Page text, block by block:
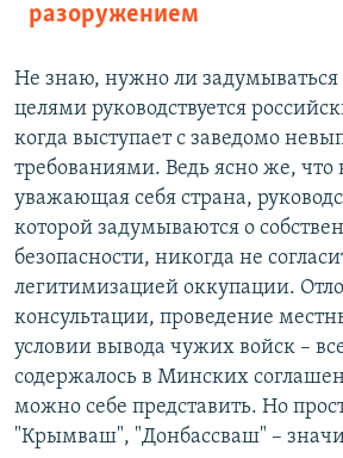
разоружением
Не знаю, нужно ли
целями руководствуется
когда выступает с заведомо
требованиями. Ведь ясно же, что
уважающая себя страна,
которой задумываются о
безопасности, никогда не
легитимизацией оккупации.
консультации, проведение
условии вывода чужих войск –
содержалось в Минских
можно себе представить. Но
"Крымваш", "Донбассваш" –